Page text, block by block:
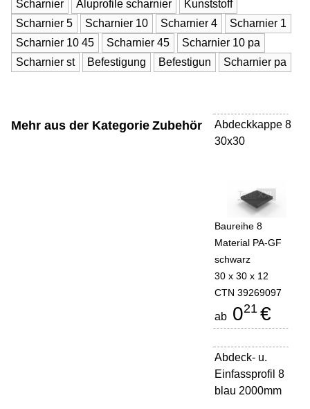
Scharnier Aluprofile scharnier
Kunststoff
Scharnier 5
Scharnier 10 Scharnier 4
Scharnier 1
Scharnier 10 45
Scharnier 45
Scharnier 10 pa
Scharnier st
Befestigung Befestigun Scharnier pa
Mehr aus der Kategorie Zubehör
Abdeckkappe 8
30x30
-
Baureihe 8
Material PA-GF
schwarz
30 x 30 x 12
CTN 39269097
ab 021 €
Abdeck- u.
Einfassprofil 8
blau 2000mm
-